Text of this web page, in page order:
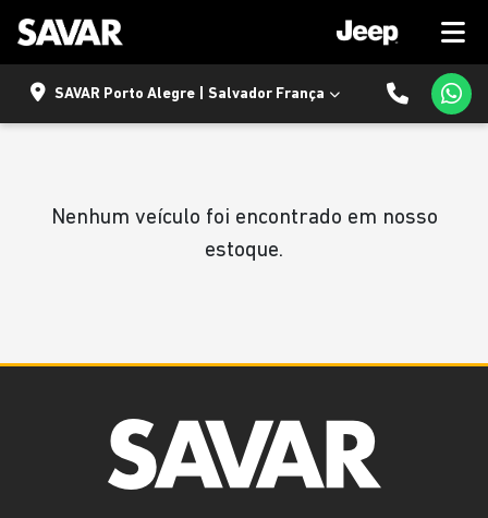
SAVAR Porto Alegre | Salvador França
Nenhum veículo foi encontrado em nosso
estoque.